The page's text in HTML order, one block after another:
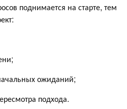
поднимается на старте, тем
ожиданий;
подхода.